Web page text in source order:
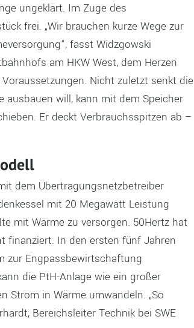
ungeklärt. Im Zuge des
frei. „Wir brauchen kurze Wege zur
fasst Widzgowski
am HKW West, dem Herzen
Nicht zuletzt senkt die
ausbauen will, kann mit dem Speicher
Er deckt Verbrauchsspitzen ab –
dem Übertragungsnetzbetreiber
mit 20 Megawatt Leistung
mit Wärme zu versorgen. 50Hertz hat
finanziert. In den ersten fünf Jahren
zur Engpassbewirtschaftung
die PtH-Anlage wie ein großer
Strom in Wärme umwandeln. „So
Bereichsleiter Technik bei SWE